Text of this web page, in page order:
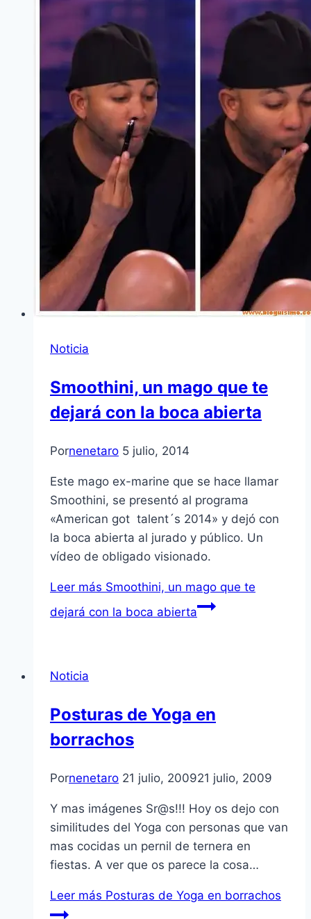
Noticia
Smoothini, un mago que te
dejará con la boca abierta
Pornenetaro 5 julio, 2014
Este mago ex-marine que se hace llamar
Smoothini, se presentó al programa
«American got talent´s 2014» y dejó con
la boca abierta al jurado y público. Un
vídeo de obligado visionado.
Leer más Smoothini, un mago que te
dejará con la boca abierta
Noticia
Posturas de Yoga en
borrachos
Pornenetaro 21 julio, 200921 julio, 2009
Y mas imágenes Sr@s!!! Hoy os dejo con
similitudes del Yoga con personas que van
mas cocidas un pernil de ternera en
fiestas. A ver que os parece la cosa…
Leer más Posturas de Yoga en borrachos